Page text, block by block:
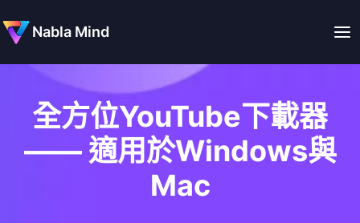
Nabla Mind
全方位YouTube下載器
—— 適用於Windows與
Mac